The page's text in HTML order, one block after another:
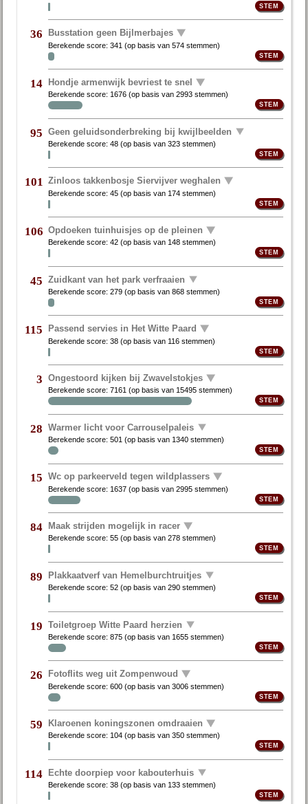
36 Busstation geen Bijlmerbajes
Berekende score:341 (op basis van574 stemmen)
14 Hondje armenwijk bevriest te snel
Berekende score: 1676 (op basis van2993 stemmen)
95 Geen geluidsonderbreking bij kwijlbeelden
Berekende score:48 (op basis van323 stemmen)
101 Zinloos takkenbosje Siervijver weghalen
Berekende score:45 (op basis van 174 stemmen)
106 Opdoeken tuinhuisjes op de pleinen
Berekende score:42 (op basis van 148 stemmen)
45 Zuidkant van het park verfraaien
Berekende score:279 (op basis van868 stemmen)
115 Passend servies in Het Witte Paard
Berekende score:38 (op basis van 116 stemmen)
3 Ongestoord kijken bij Zwavelstokjes
Berekende score:7161 (op basis van 15495 stemmen)
28 Warmer licht voor Carrouselpaleis
Berekende score:501 (op basis van 1340 stemmen)
15 Wc op parkeerveld tegen wildplassers
Berekende score: 1637 (op basis van2995 stemmen)
84 Maak strijden mogelijk in racer
Berekende score:55 (op basis van278 stemmen)
89 Plakkaatverf van Hemelburchtruitjes
Berekende score:52 (op basis van290 stemmen)
19 Toiletgroep Witte Paard herzien
Berekende score:875 (op basis van 1655 stemmen)
26 Fotoflits weg uit Zompenwoud
Berekende score:600 (op basis van3006 stemmen)
59 Klaroenen koningszonen omdraaien
Berekende score: 104 (op basis van350 stemmen)
114 Echte doorpiep voor kabouterhuis
Berekende score:38 (op basis van 133 stemmen)